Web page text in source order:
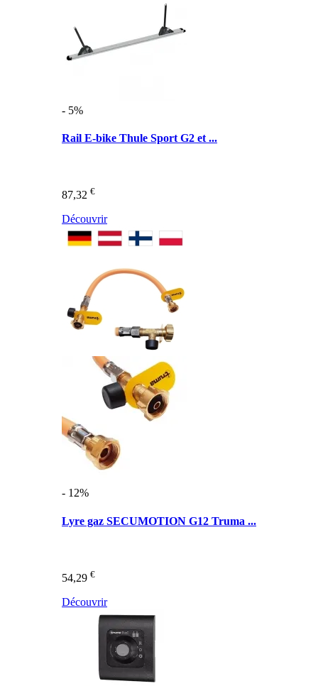
- 5%
Rail E-bike Thule Sport G2 et ...
87,32 €
Découvrir
- 12%
Lyre gaz SECUMOTION G12 Truma ...
54,29 €
Découvrir